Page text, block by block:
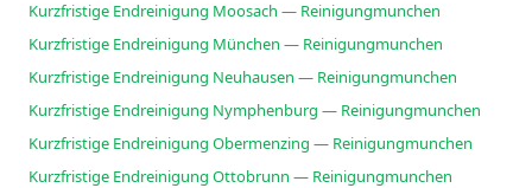
Kurzfristige Endreinigung Moosach — Reinigungmunchen
Kurzfristige Endreinigung München — Reinigungmunchen
Kurzfristige Endreinigung Neuhausen — Reinigungmunchen
Kurzfristige Endreinigung Nymphenburg — Reinigungmunchen
Kurzfristige Endreinigung Obermenzing — Reinigungmunchen
Kurzfristige Endreinigung Ottobrunn — Reinigungmunchen